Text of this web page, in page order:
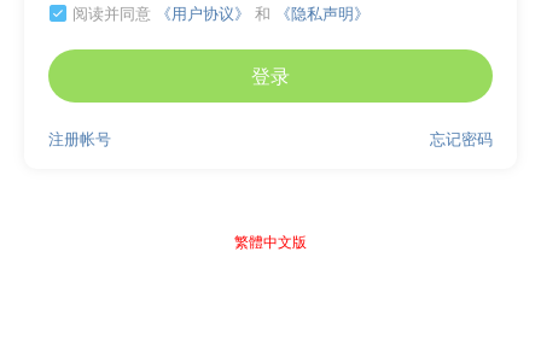
 阅读并同意 《用户协议》 和 《隐私声明》
登录
忘记密码
注册帐号
繁體中文版